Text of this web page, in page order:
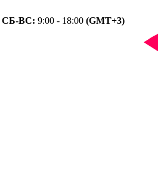
СБ-ВС: 9:00 - 18:00 (GMT+3)